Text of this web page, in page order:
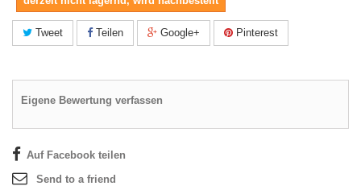
Tweet Teilen Google+ Pinterest
Eigene Bewertung verfassen
Auf Facebook teilen
Send to a friend